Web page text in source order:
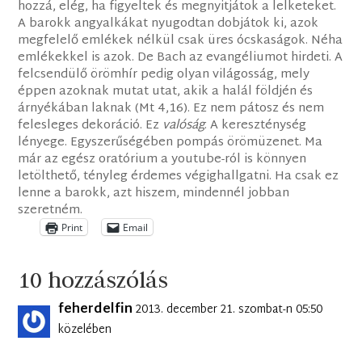
hozzá, elég, ha figyeltek és megnyitjátok a lelketeket.
A barokk angyalkákat nyugodtan dobjátok ki, azok
megfelelő emlékek nélkül csak üres ócskaságok. Néha
emlékekkel is azok. De Bach az evangéliumot hirdeti. A
felcsendülő örömhír pedig olyan világosság, mely
éppen azoknak mutat utat, akik a halál földjén és
árnyékában laknak (Mt 4,16). Ez nem pátosz és nem
felesleges dekoráció. Ez valóság. A kereszténység
lényege. Egyszerűségében pompás örömüzenet. Ma
már az egész oratórium a youtube-ról is könnyen
letölthető, tényleg érdemes végighallgatni. Ha csak ez
lenne a barokk, azt hiszem, mindennél jobban
szeretném.
Print Email
10 hozzászólás
feherdelfin 2013. december 21. szombat-n 05:50
közelében